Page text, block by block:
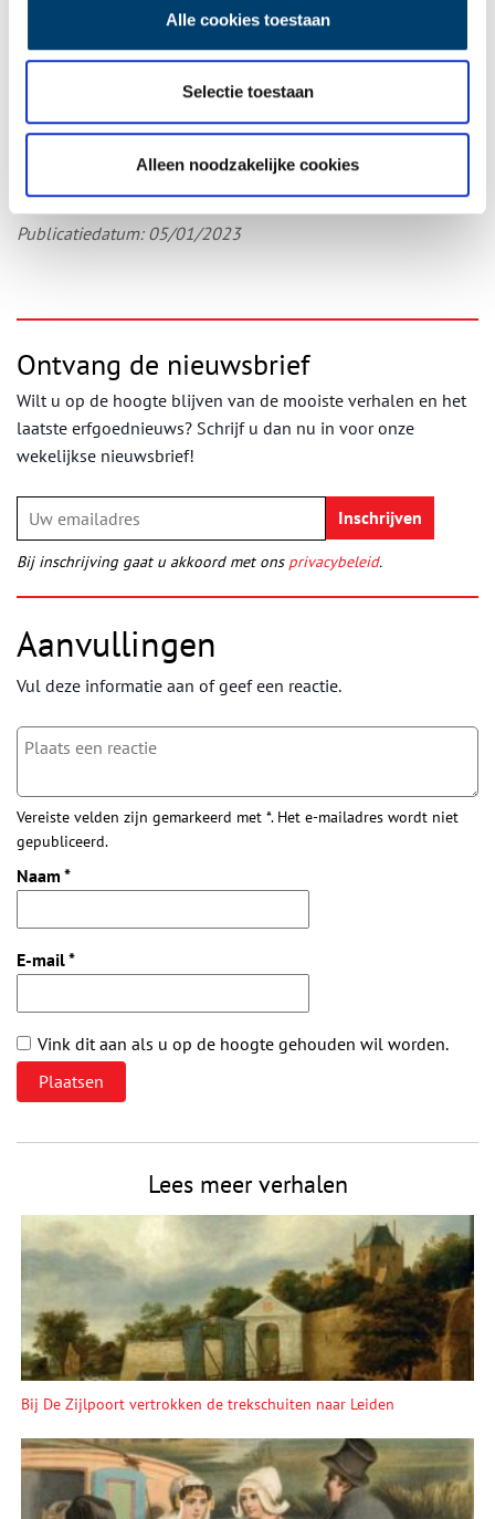
Alle cookies toestaan
Selectie toestaan
Alleen noodzakelijke cookies
Per trekschuit door de Vechtstreek
van het herplaatsen van een rolpaal langs de Vecht, in: Tijdschri
Barges and capitalism. Wageningen, 1978
Dit verhaal is eerder verschenen op historisch platform
UtrechtAltijd
Publicatiedatum: 05/01/2023
Ontvang de nieuwsbrief
Wilt u op de hoogte blijven van de mooiste verhalen en het
laatste erfgoednieuws? Schrijf u dan nu in voor onze
wekelijkse nieuwsbrief!
Bij inschrijving gaat u akkoord met ons privacybeleid.
Aanvullingen
Vul deze informatie aan of geef een reactie.
Vereiste velden zijn gemarkeerd met *. Het e-mailadres wordt niet
gepubliceerd.
Naam *
E-mail*
Vink dit aan als u op de hoogte gehouden wil worden.
Lees meer verhalen
Bij De Zijlpoort vertrokken de trekschuiten naar Leiden